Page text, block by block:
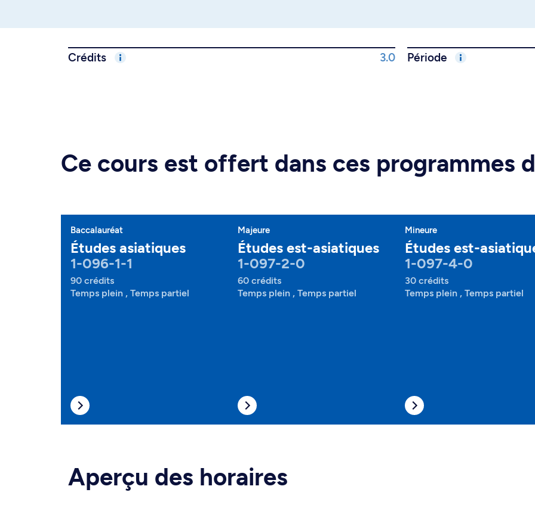
Crédits 3.0 Période
Ce cours est offert dans ces programmes
Baccalauréat
Études asiatiques
1-096-1-1
90 crédits
Temps plein , Temps partiel
Majeure
Études est-asiatiques
1-097-2-0
60 crédits
Temps plein , Temps partiel
Mineure
Études est-
1-097-4-0
30 crédits
Temps plein , Temps partiel
Aperçu des horaires